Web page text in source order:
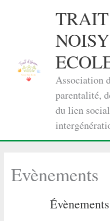
Association
parentalité,
du lien
Evènements